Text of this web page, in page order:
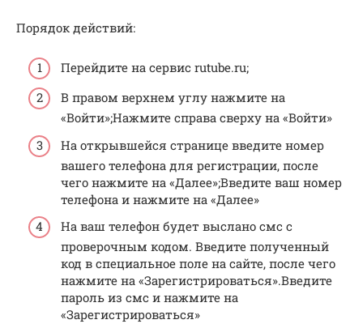
Порядок действий:
Перейдите на сервис rutube.ru;
В правом верхнем углу нажмите на
«Войти»;Нажмите справа сверху на «Войти»
На открывшейся странице введите номер
вашего телефона для регистрации, после
чего нажмите на «Далее»;Введите ваш номер
телефона и нажмите на «Далее»
На ваш телефон будет выслано смс с
проверочным кодом. Введите полученный
код в специальное поле на сайте, после чего
нажмите на «Зарегистрироваться».Введите
пароль из смс и нажмите на
«Зарегистрироваться»